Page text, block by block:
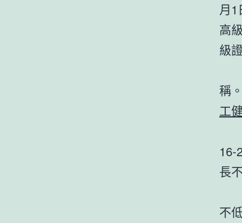
月1
高
級
稱
工
16-
長
不